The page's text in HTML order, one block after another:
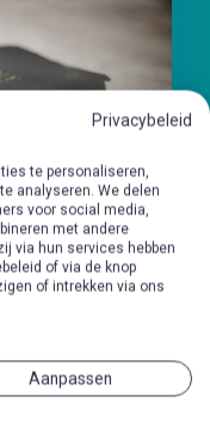
Privacybeleid
te personaliseren,
analyseren. We delen
voor social media,
met andere
via hun services hebben
of via de knop
of intrekken via ons
Aanpassen